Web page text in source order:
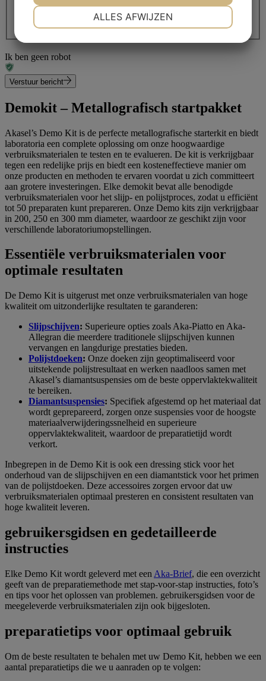
Ik ga akkoord met het delen van mijn informatie *(Vereist)
We nemen zo snel mogelijk contact met je op. De normale
reactietijd is 2 werkdagen.
Ik ben geen robot
Verstuur bericht
Demokit – Metallografisch startpakket
Akasel’s Demo Kit is de perfecte metallografische starterkit en biedt
laboratoria een complete oplossing om onze hoogwaardige
verbruiksmaterialen te testen en te evalueren. De kit is verkrijgbaar
tegen een redelijke prijs en biedt een kosteneffectieve manier om
onze producten en methoden te ervaren voordat u zich committeert
aan grotere investeringen. Elke demokit bevat alle benodigde
verbruiksmaterialen voor het slijp- en polijstproces, zodat u efficiënt
tot 50 preparaten kunt prepareren. Onze Demo kits zijn verkrijgbaar
in 200, 250 en 300 mm diameter, waardoor ze geschikt zijn voor
verschillende laboratoriumopstellingen.
Essentiële verbruiksmaterialen voor
optimale resultaten
De Demo Kit is uitgerust met onze verbruiksmaterialen van hoge
kwaliteit om uitzonderlijke resultaten te garanderen:
Slijpschijven: Superieure opties zoals Aka-Piatto en Aka-
Allegran die meerdere traditionele slijpschijven kunnen
vervangen en langdurige prestaties bieden.
Polijstdoeken: Onze doeken zijn geoptimaliseerd voor
uitstekende polijstresultaat en werken naadloos samen met
Akasel’s diamantsuspensies om de beste oppervlaktekwaliteit
te bereiken.
Diamantsuspensies: Specifiek afgestemd op het materiaal dat
wordt geprepareerd, zorgen onze suspensies voor de hoogste
materiaalverwijderingssnelheid en superieure
oppervlaktekwaliteit, waardoor de preparatietijd wordt
verkort.
Inbegrepen in de Demo Kit is ook een dressing stick voor het
onderhoud van de slijpschijven en een diamantstick voor het primen
van de polijstdoeken. Deze accessoires zorgen ervoor dat uw
verbruiksmaterialen optimaal presteren en consistent resultaten van
hoge kwaliteit leveren.
gebruikersgidsen en gedetailleerde
instructies
Elke Demo Kit wordt geleverd met een Aka-Brief, die een overzicht
geeft van de preparatiemethode met stap-voor-stap instructies, foto’s
en tips voor het oplossen van problemen. gebruikersgidsen voor de
meegeleverde verbruiksmaterialen zijn ook bijgesloten.
preparatietips voor optimaal gebruik
Om de beste resultaten te behalen met uw Demo Kit, hebben we een
aantal preparatietips die we u aanraden op te volgen:
MARKETING
ALLES AFWIJZEN